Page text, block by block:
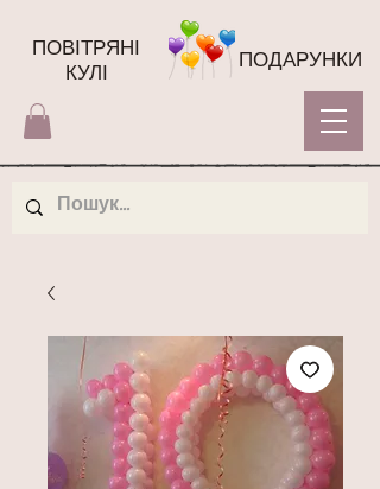
ПОВІТРЯНІ
КУЛІ
ПОДАРУНКИ